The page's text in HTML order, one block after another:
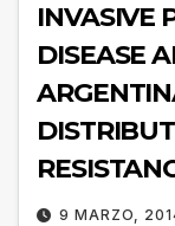
INVASIVE
DISEASE
SEROTYPE
9 MARZO,